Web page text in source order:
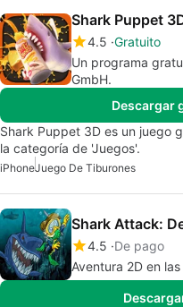
Shark Puppet
4.5 Gratuito
Un programa
GmbH.
Descargar
Shark Puppet 3D es un juego
la categoría de 'Juegos'.
iPhoneJuego De Tiburones
Shark Attack:
4.5 De pago
Aventura 2D en